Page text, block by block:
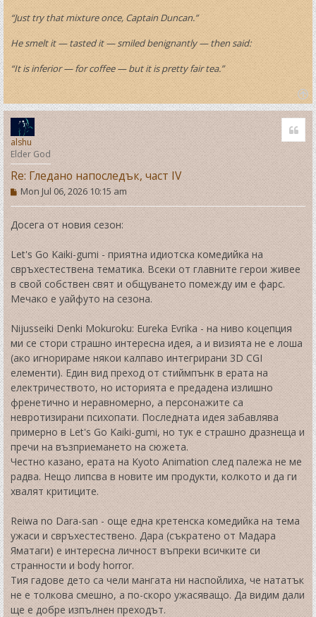
“Just try that mixture once, Captain Duncan.”
He smelt it — tasted it — smiled benignantly — then said:
“It is inferior — for coffee — but it is pretty fair tea.”
T
o
p
alshu
Elder God
Re: Гледано напоследък, част IV
P
o
s
t
Mon Jul 06, 2026 10:15 am
Досега от новия сезон:
Let's Go Kaiki-gumi - приятна идиотска комедийка на
свръхестествена тематика. Всеки от главните герои живее
в свой собствен свят и общуването помежду им е фарс.
Мечако е уайфуто на сезона.
Nijusseiki Denki Mokuroku: Eureka Evrika - на ниво коцепция
ми се стори страшно интересна идея, а и визията не е лоша
(ако игнорираме някои калпаво интегрирани 3D CGI
елементи). Един вид преход от стиймпънк в ерата на
електричеството, но историята е предадена излишно
френетично и неравномерно, а персонажите са
невротизирани психопати. Последната идея забавлява
примерно в Let's Go Kaiki-gumi, но тук е страшно дразнеща и
пречи на възприемането на сюжета.
Честно казано, ерата на Kyoto Animation след палежа не ме
радва. Нещо липсва в новите им продукти, колкото и да ги
хвалят критиците.
Reiwa no Dara-san - още една кретенска комедийка на тема
ужаси и свръхестествено. Дара (съкратено от Мадара
Яматаги) е интересна личност въпреки всичките си
странности и body horror.
Тия гадове дето са чели мангата ни наспойлиха, че нататък
не е толкова смешно, а по-скоро ужасяващо. Да видим дали
ще е добре изпълнен преходът.